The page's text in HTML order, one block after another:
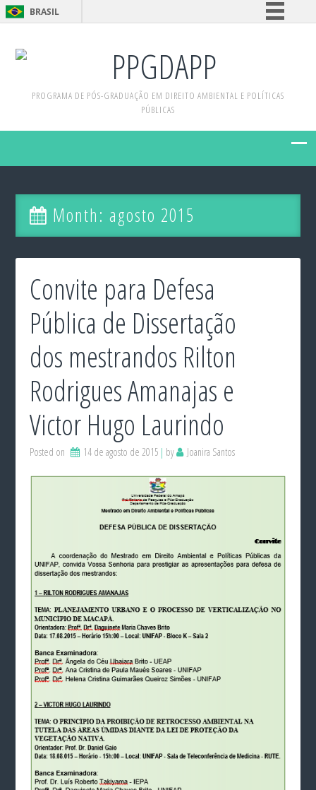
BRASIL
Comunica BR
Participe
Acesso à informação
PPGDAPP
PROGRAMA DE PÓS-GRADUAÇÃO EM DIREITO AMBIENTAL E POLÍTICAS
PÚBLICAS
Month:agosto 2015
Convite para Defesa
Pública de Dissertação
dos mestrandos Rilton
Rodrigues Amanajas e
Victor Hugo Laurindo
Posted on 14 de agosto de 2015 by Joanira Santos